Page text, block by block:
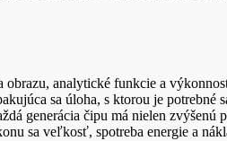
analytické funkcie a
sa úloha, s ktorou je potrebné
generácia čipu má nielen zvýšenú
sa veľkosť, spotreba energie a